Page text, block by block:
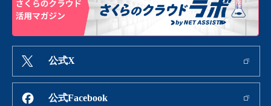
公式X
公式Facebook